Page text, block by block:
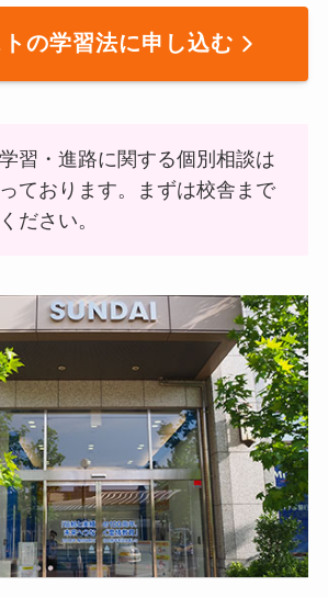
の学習法に申し込む
習・進路に関する個別相談は
ております。まずは校舎まで
ださい。